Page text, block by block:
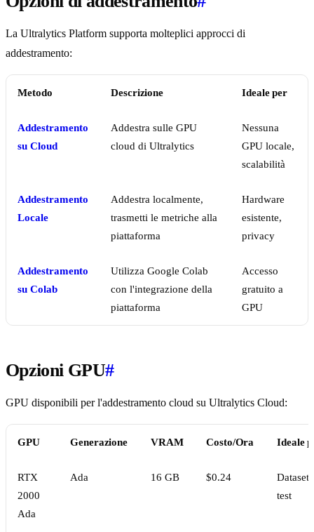
La Ultralytics Platform supporta molteplici approcci di
addestramento:
Metodo Descrizione Ideale per
Addestramento
su Cloud
Addestra sulle GPU
cloud di Ultralytics
Nessuna
GPU locale,
scalabilità
Addestramento
Locale
Addestra localmente,
trasmetti le metriche alla
piattaforma
Hardware
esistente,
privacy
Addestramento
su Colab
Utilizza Google Colab
con l'integrazione della
piattaforma
Accesso
gratuito a
GPU
Opzioni GPU#
GPU disponibili per l'addestramento cloud su Ultralytics Cloud:
GPU Generazione VRAM Costo/Ora Ideale
RTX
2000
Ada
Ada 16 GB $0.24
Dataset
test